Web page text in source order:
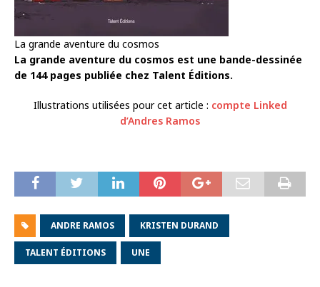
La grande aventure du cosmos
La grande aventure du cosmos est une bande-dessinée
de 144 pages publiée chez Talent Éditions.
Illustrations utilisées pour cet article : compte Linked
d’Andres Ramos
ANDRE RAMOS KRISTEN DURAND
TALENT ÉDITIONS UNE